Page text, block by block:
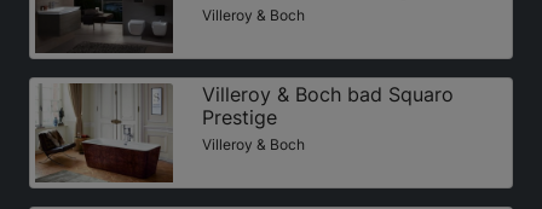
Villeroy & Boch
Villeroy & Boch bad Squaro
Prestige
Villeroy & Boch